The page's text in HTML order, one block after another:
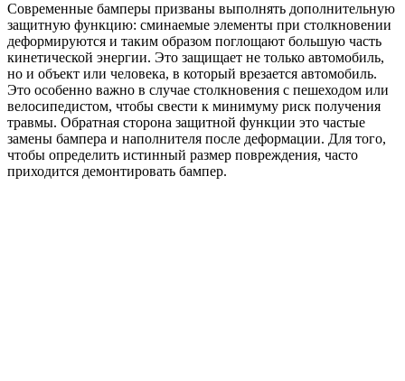
Современные бамперы призваны выполнять дополнительную
защитную функцию: сминаемые элементы при столкновении
деформируются и таким образом поглощают большую часть
кинетической энергии. Это защищает не только автомобиль,
но и объект или человека, в который врезается автомобиль.
Это особенно важно в случае столкновения с пешеходом или
велосипедистом, чтобы свести к минимуму риск получения
травмы. Обратная сторона защитной функции это частые
замены бампера и наполнителя после деформации. Для того,
чтобы определить истинный размер повреждения, часто
приходится демонтировать бампер.